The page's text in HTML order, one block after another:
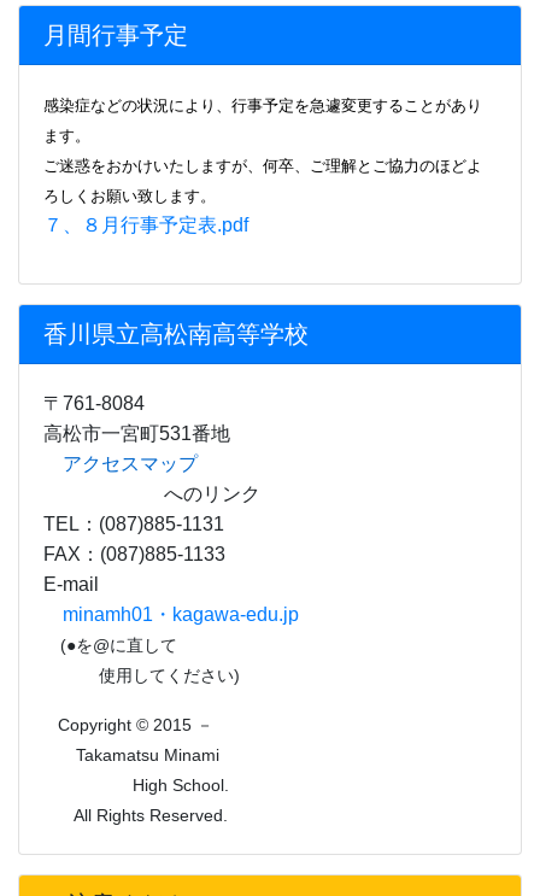
月間行事予定
感染症などの状況により、行事予定を急遽変更することがあり
ます。
ご迷惑をおかけいたしますが、何卒、ご理解とご協力のほどよ
ろしくお願い致します。
７、８月行事予定表.pdf
香川県立高松南高等学校
〒761-8084
高松市一宮町531番地
アクセスマップ
へのリンク
TEL：(087)885-1131
FAX：(087)885-1133
E-mail
minamh01・kagawa-edu.jp
(●を@に直して
使用してください)
Copyright © 2015 －
Takamatsu Minami
High School.
All Rights Reserved.